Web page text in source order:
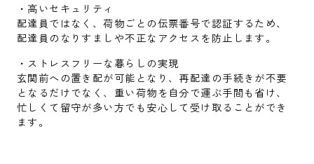
・高いセキュリティ
配達員ではなく、荷物ごとの伝票番号で認証するため、
配達員のなりすましや不正なアクセスを防止します。
・ストレスフリーな暮らしの実現
玄関前への置き配が可能となり、再配達の手続きが不要
となるだけでなく、重い荷物を自分で運ぶ手間も省け、
忙しくて留守が多い方でも安心して受け取ることができ
ます。